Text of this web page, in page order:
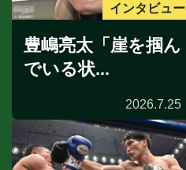
インタビュー
豊嶋亮太「崖を掴ん
でいる状...
2026.7.25